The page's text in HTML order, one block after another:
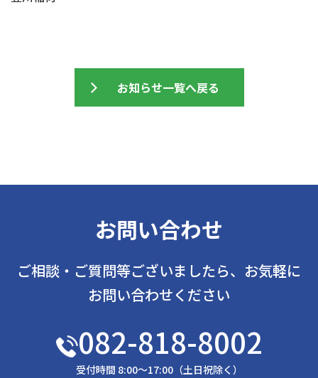
お知らせ一覧へ戻る
お問い合わせ
ご相談・ご質問等ございましたら、お気軽に
お問い合わせください
082-818-8002
受付時間 8:00～17:00（土日祝除く）